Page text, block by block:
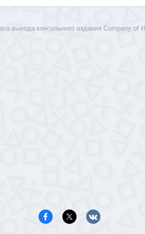
выхода консольного издания Company of